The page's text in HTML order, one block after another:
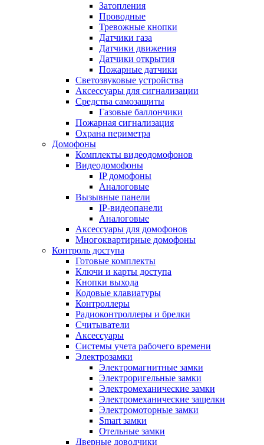
Затопления
Проводные
Тревожные кнопки
Датчики газа
Датчики движения
Датчики открытия
Пожарные датчики
Светозвуковые устройства
Аксессуары для сигнализации
Средства самозащиты
Газовые баллончики
Пожарная сигнализация
Охрана периметра
Домофоны
Комплекты видеодомофонов
Видеодомофоны
IP домофоны
Аналоговые
Вызывные панели
IP-видеопанели
Аналоговые
Аксессуары для домофонов
Многоквартирные домофоны
Контроль доступа
Готовые комплекты
Ключи и карты доступа
Кнопки выхода
Кодовые клавиатуры
Контроллеры
Радиоконтроллеры и брелки
Считыватели
Аксессуары
Системы учета рабочего времени
Электрозамки
Электромагнитные замки
Электроригельные замки
Электромеханические замки
Электромеханические защелки
Электромоторные замки
Smart замки
Отельные замки
Дверные доводчики